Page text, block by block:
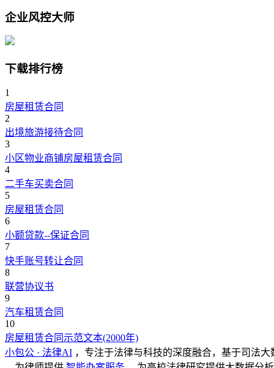
企业风控大师
下载排行榜
1
房屋租赁合同
2
出境旅游接待合同
3
小区物业商铺房屋租赁合同
4
二手车买卖合同
5
房屋租赁合同
6
小额贷款--保证合同
7
快手账号转让合同
8
联营协议书
9
汽车租赁合同
10
房屋租赁合同示范文本(2000年)
小包公 · 法律AI ，专注于法律与科技的深度融合，基于司法